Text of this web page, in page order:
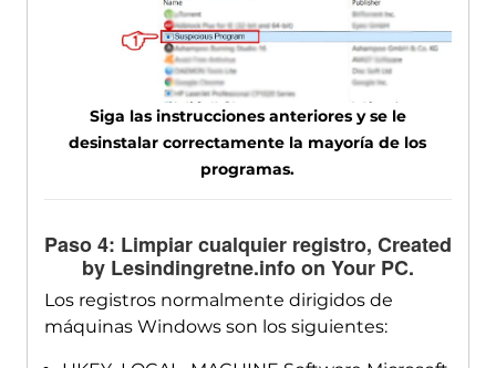
Siga las instrucciones anteriores y se le
desinstalar correctamente la mayoría de los
programas.
Paso 4: Limpiar cualquier registro, Created
by Lesindingretne.info on Your PC.
Los registros normalmente dirigidos de
máquinas Windows son los siguientes: